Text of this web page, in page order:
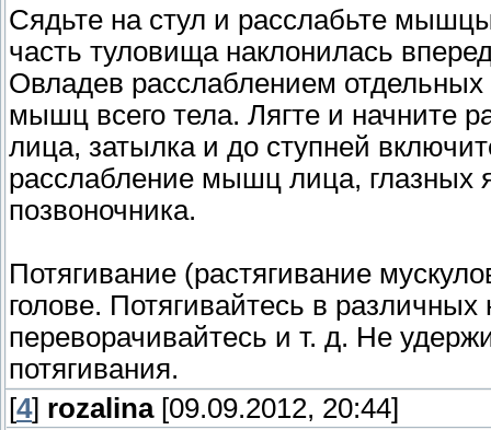
Сядьте на стул и расслабьте
часть туловища наклонилась
Овладев расслаблением
мышц всего тела. Лягте и начните
лица, затылка и до ступней
расслабление мышц лица, глазных
позвоночника.
Потягивание (растягивание
голове. Потягивайтесь в
переворачивайтесь и т. д. Не
потягивания.
[4] rozalina[09.09.2012, 20:44]